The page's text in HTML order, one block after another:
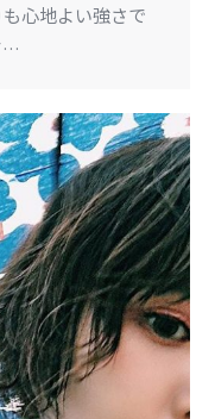
心地よい強さで
…